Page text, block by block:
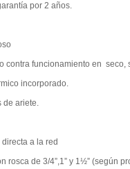
por 2 años.
contra funcionamiento en seco,
incorporado.
de ariete.
a la red
rosca de 3/4”,1” y 1½” (según